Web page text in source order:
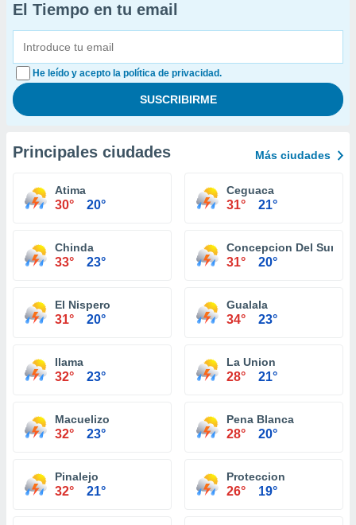
El Tiempo en tu email
He leído y acepto la política de privacidad.
Principales ciudades Más ciudades
Atima
30° 20°
Ceguaca
31° 21°
Chinda
33° 23°
Concepcion Del Sur
31° 20°
El Nispero
31° 20°
Gualala
34° 23°
Ilama
32° 23°
La Union
28° 21°
Macuelizo
32° 23°
Pena Blanca
28° 20°
Pinalejo
32° 21°
Proteccion
26° 19°